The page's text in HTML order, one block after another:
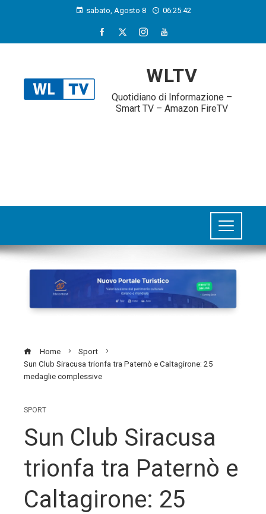
sabato, Agosto 8 06:25:43
WLTV
Quotidiano di Informazione –
Smart TV – Amazon FireTV
Home
Sport
Sun Club Siracusa trionfa tra Paternò e Caltagirone: 25
medaglie complessive
SPORT
Sun Club Siracusa
trionfa tra Paternò e
Caltagirone: 25